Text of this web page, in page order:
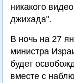
никакого
джихада".
В ночь на 27
министра
будет
вместе с